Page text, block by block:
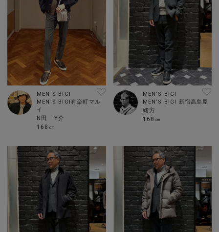
MEN'S BIGI
MEN’S BIGI有楽町マル
イ
N田 Y介
168㎝
MEN'S BIGI
MEN’S BIGI 新宿高島屋
緒方
168㎝